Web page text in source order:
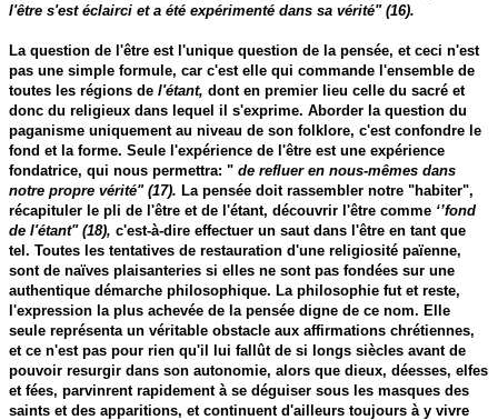
l'être s'est éclairci et a été expérimenté dans sa vérité" (16).
La question de l'être est l'unique question de la pensée, et ceci n'est
pas une simple formule, car c'est elle qui commande l'ensemble de
toutes les régions del'étant, dont en premier lieu celle du sacré et
donc du religieux dans lequel il s'exprime. Aborder la question du
paganisme uniquement au niveau de son folklore, c'est confondre le
fond et la forme. Seule l'expérience de l'être est une expérience
fondatrice, qui nous permettra: "de refluer en nous-mêmes dans
notre propre vérité" (17). La pensée doit rassembler notre "habiter",
récapituler le pli de l'être et de l'étant, découvrir l'être comme ‘’fond
de l'étant" (18), c'est-à-dire effectuer un saut dans l'être en tant que
tel. Toutes les tentatives de restauration d'une religiosité païenne,
sont de naïves plaisanteries si elles ne sont pas fondées sur une
authentique démarche philosophique. La philosophie fut et reste,
l'expression la plus achevée de la pensée digne de ce nom. Elle
seule représenta un véritable obstacle aux affirmations chrétiennes,
et ce n'est pas pour rien qu'il lui fallût de si longs siècles avant de
pouvoir resurgir dans son autonomie, alors que dieux, déesses, elfes
et fées, parvinrent rapidement à se déguiser sous les masques des
saints et des apparitions, et continuent d'ailleurs toujours à y vivre